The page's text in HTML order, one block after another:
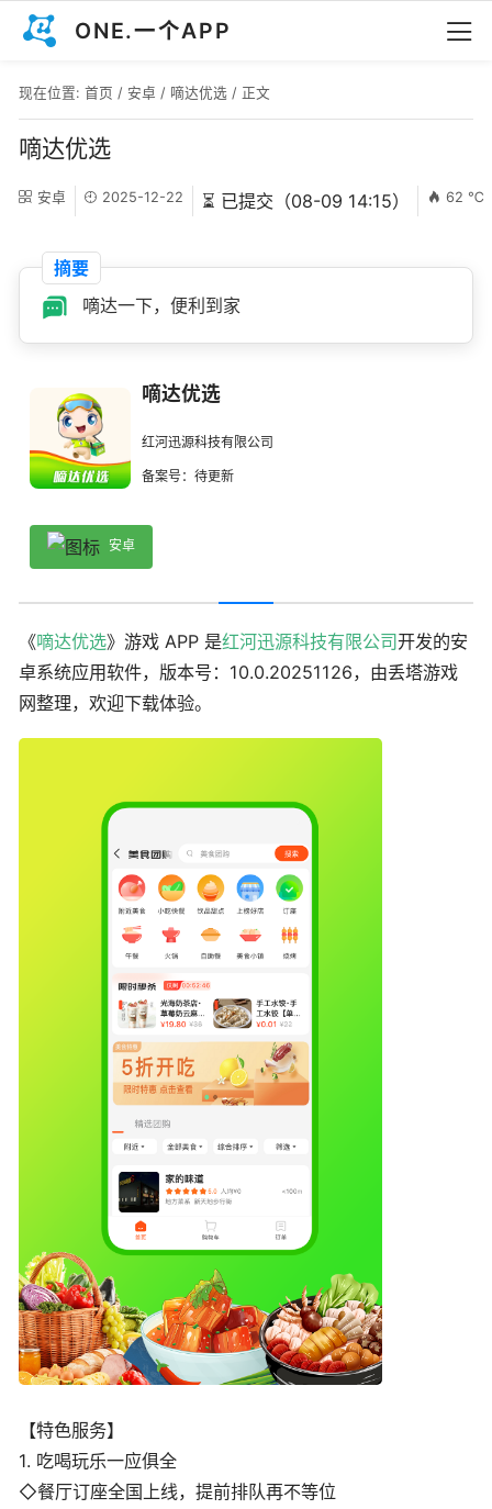
ONE.一个APP
现在位置: 首页 / 安卓 / 嘀达优选 / 正文
嘀达优选
安卓 2025-12-22 ⏳ 已提交（08-09 14:15） 62 ℃
摘要
嘀达一下，便利到家
嘀达优选
红河迅源科技有限公司
备案号：待更新
安卓
《嘀达优选》游戏 APP 是红河迅源科技有限公司开发的安
卓系统应用软件，版本号：10.0.20251126，由丢塔游戏
网整理，欢迎下载体验。
【特色服务】
1. 吃喝玩乐一应俱全
◇餐厅订座全国上线，提前排队再不等位